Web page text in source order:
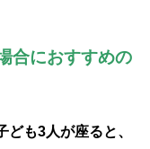
合におすすめの
ども3人が座ると、